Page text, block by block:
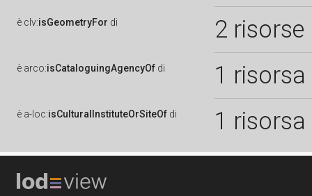
è clv:isGeometryFor di 2 risorse
è arco:isCataloguingAgencyOf di 1 risorsa
è a-loc:isCulturalInstituteOrSiteOf di 1 risorsa